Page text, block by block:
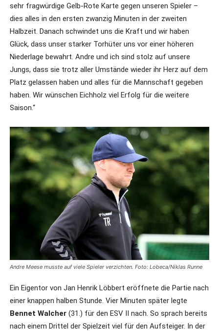
sehr fragwürdige Gelb-Rote Karte gegen unseren Spieler –
dies alles in den ersten zwanzig Minuten in der zweiten
Halbzeit. Danach schwindet uns die Kraft und wir haben
Glück, dass unser starker Torhüter uns vor einer höheren
Niederlage bewahrt. Andre und ich sind stolz auf unsere
Jungs, dass sie trotz aller Umstände wieder ihr Herz auf dem
Platz gelassen haben und alles für die Mannschaft gegeben
haben. Wir wünschen Eichholz viel Erfolg für die weitere
Saison.“
Andre Meese musste auf viele Spieler verzichten. Foto: Lobeca/Niklas Runne
Ein Eigentor von Jan Henrik Löbbert eröffnete die Partie nach
einer knappen halben Stunde. Vier Minuten später legte
Bennet Walcher (31.) für den ESV II nach. So sprach bereits
nach einem Drittel der Spielzeit viel für den Aufsteiger. In der